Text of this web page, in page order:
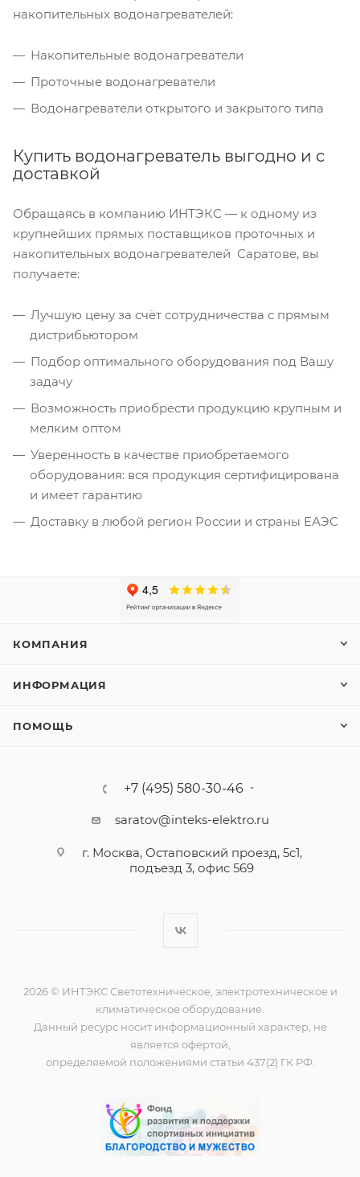
накопительных водонагревателей:
Накопительные водонагреватели
Проточные водонагреватели
Водонагреватели открытого и закрытого типа
Купить водонагреватель выгодно и с
доставкой
Обращаясь в компанию ИНТЭКС — к одному из
крупнейших прямых поставщиков проточных и
накопительных водонагревателей Саратове, вы
получаете:
Лучшую цену за счёт сотрудничества с прямым
дистрибьютором
Подбор оптимального оборудования под Вашу
задачу
Возможность приобрести продукцию крупным и
мелким оптом
Уверенность в качестве приобретаемого
оборудования: вся продукция сертифицирована
и имеет гарантию
Доставку в любой регион России и страны ЕАЭС
КОМПАНИЯ
ИНФОРМАЦИЯ
ПОМОЩЬ
+7 (495) 580-30-46
saratov@inteks-elektro.ru
г. Москва, Остаповский проезд, 5с1,
подъезд 3, офис 569
2026 © ИНТЭКС Светотехническое, электротехническое и
климатическое оборудование.
Данный ресурс носит информационный характер, не
является офертой,
определяемой положениями статьи 437(2) ГК РФ.